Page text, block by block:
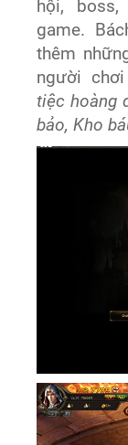
hội,
game.
thêm
người
tiệc hoàng
bảo, Kho